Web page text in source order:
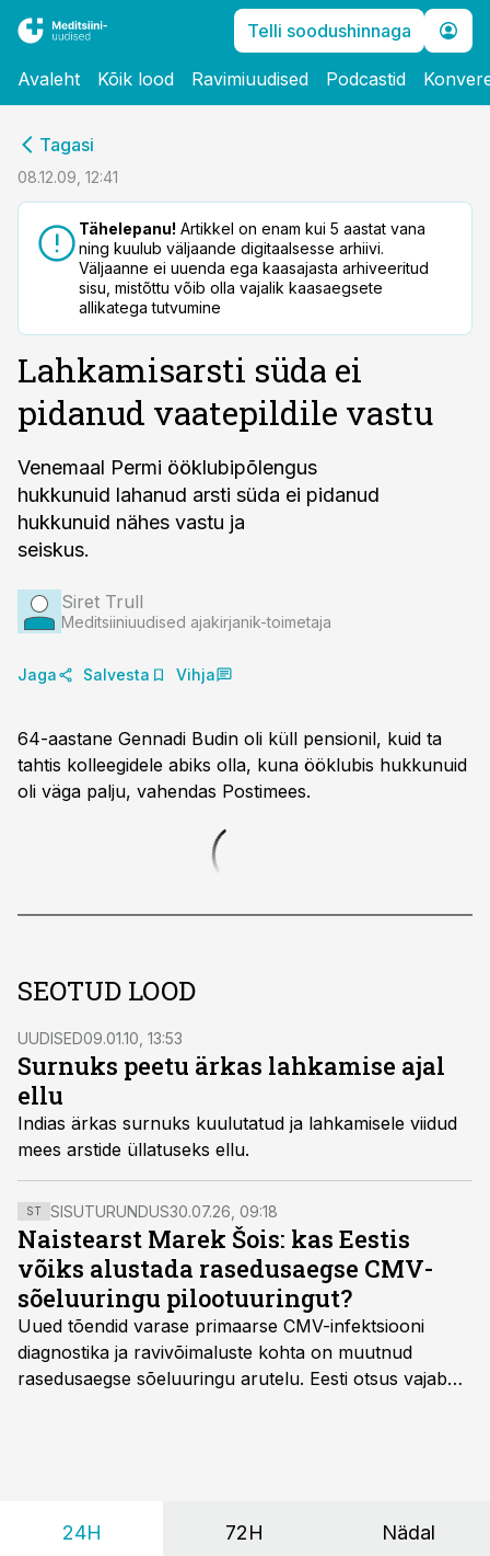
Telli soodushinnaga
Avaleht Kõik lood Ravimiuudised Podcastid
Tagasi
08.12.09, 12:41
Tähelepanu! Artikkel on enam kui 5 aastat vana
ning kuulub väljaande digitaalsesse arhiivi.
Väljaanne ei uuenda ega kaasajasta arhiveeritud
sisu, mistõttu võib olla vajalik kaasaegsete
allikatega tutvumine
Lahkamisarsti süda ei
pidanud vaatepildile vastu
Venemaal Permi ööklubipõlengus
hukkunuid lahanud arsti süda ei pidanud
hukkunuid nähes vastu ja
seiskus.
Siret Trull
Meditsiiniuudised ajakirjanik-toimetaja
Jaga Salvesta Vihja
64-aastane Gennadi Budin oli küll pensionil, kuid ta
tahtis kolleegidele abiks olla, kuna ööklubis hukkunuid
oli väga palju, vahendas Postimees.
SEOTUD LOOD
UUDISED09.01.10, 13:53
Surnuks peetu ärkas lahkamise ajal
ellu
Indias ärkas surnuks kuulutatud ja lahkamisele viidud
mees arstide üllatuseks ellu.
ST SISUTURUNDUS30.07.26, 09:18
Naistearst Marek Šois: kas Eestis
võiks alustada rasedusaegse CMV-
sõeluuringu pilootuuringut?
Uued tõendid varase primaarse CMV-infektsiooni
diagnostika ja ravivõimaluste kohta on muutnud
rasedusaegse sõeluuringu arutelu. Eesti otsus vajab
24H 72H Nädal